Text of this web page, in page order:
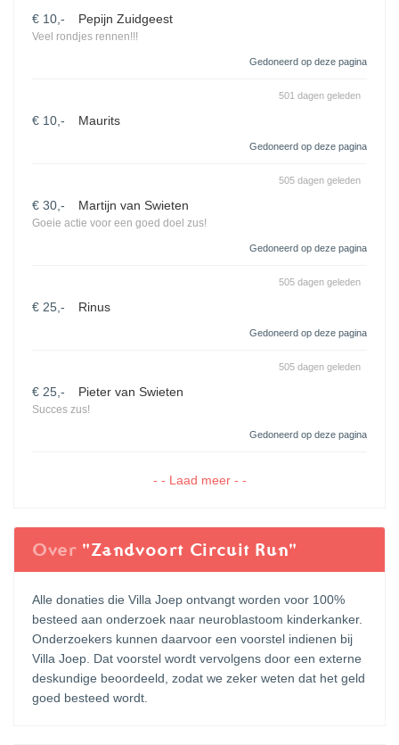
€ 10,- Pepijn Zuidgeest
Veel rondjes rennen!!!
Gedoneerd op deze pagina
€ 10,- Maurits
501 dagen geleden
Gedoneerd op deze pagina
€ 30,- Martijn van Swieten
Goeie actie voor een goed doel zus!
505 dagen geleden
Gedoneerd op deze pagina
€ 25,- Rinus
505 dagen geleden
Gedoneerd op deze pagina
€ 25,- Pieter van Swieten
Succes zus!
505 dagen geleden
Gedoneerd op deze pagina
- - Laad meer - -
Over "Zandvoort Circuit Run"
Alle donaties die Villa Joep ontvangt worden voor 100%
besteed aan onderzoek naar neuroblastoom kinderkanker.
Onderzoekers kunnen daarvoor een voorstel indienen bij
Villa Joep. Dat voorstel wordt vervolgens door een externe
deskundige beoordeeld, zodat we zeker weten dat het geld
goed besteed wordt.